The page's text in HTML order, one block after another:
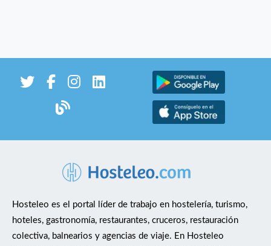
Hosteleo es el portal líder de trabajo en hostelería, turismo,
hoteles, gastronomía, restaurantes, cruceros, restauración
colectiva, balnearios y agencias de viaje. En Hosteleo